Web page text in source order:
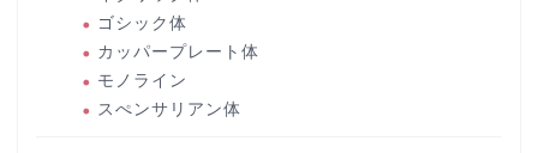
ゴシック体
カッパープレート体
モノライン
スぺンサリアン体